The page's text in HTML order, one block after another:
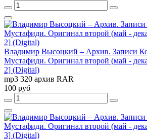
Владимир Высоцкий – Архив. Записи
Мустафиди. Оригинал второй (май -
2] (Digital)
mp3 320 архив RAR
100 руб